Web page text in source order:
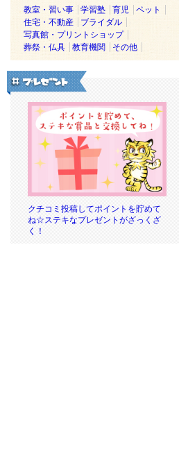
教室・習い事
学習塾 育児
ペット
住宅・不動産
ブライダル
写真館・プリントショップ
葬祭・仏具
教育機関 その他
クチコミ投稿してポイントを貯めて
ね☆ステキなプレゼントがざっくざ
く！